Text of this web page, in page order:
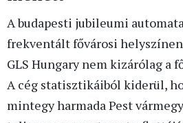
A budapesti jubileumi
frekventált fővárosi
GLS Hungary nem kizárólag a
A cég statisztikáiból kiderül,
mintegy harmada Pest